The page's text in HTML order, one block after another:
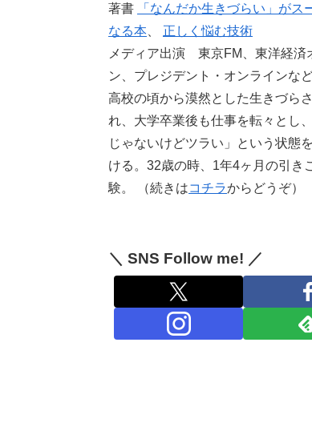
著書
「なんだか生きづらい」がス
なる本
正しく悩む技術
メディア出演 東京FM、東洋経済
ン、プレジデント・オンラインな
高校の頃から漠然とした生きづら
れ、大学卒業後も仕事を転々とし
じゃないけどツラい」という状態
ける。32歳の時、1年4ヶ月の引き
験。 （続きはコチラからどうぞ）
＼ SNS Follow me! ／